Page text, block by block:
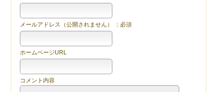
メールアドレス（公開されません） ：必須
ホームページURL
コメント内容